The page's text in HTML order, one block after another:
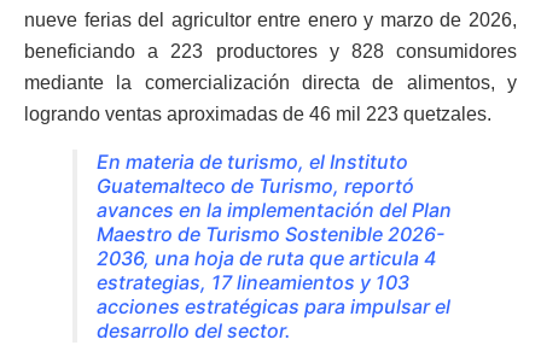
nueve ferias del agricultor entre enero y marzo de 2026,
beneficiando a 223 productores y 828 consumidores
mediante la comercialización directa de alimentos, y
logrando ventas aproximadas de 46 mil 223 quetzales.
En materia de turismo, el Instituto
Guatemalteco de Turismo, reportó
avances en la implementación del Plan
Maestro de Turismo Sostenible 2026-
2036, una hoja de ruta que articula 4
estrategias, 17 lineamientos y 103
acciones estratégicas para impulsar el
desarrollo del sector.